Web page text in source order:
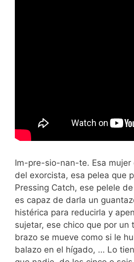
Im-pre-sio-nan-te. Esa mujer
del exorcista, esa pelea que
Pressing Catch, ese pelele
es capaz de darla un
histérica para reducirla y
sujetar, ese chico que por un
brazo se mueve como si le
balazo en el hígado, … Lo